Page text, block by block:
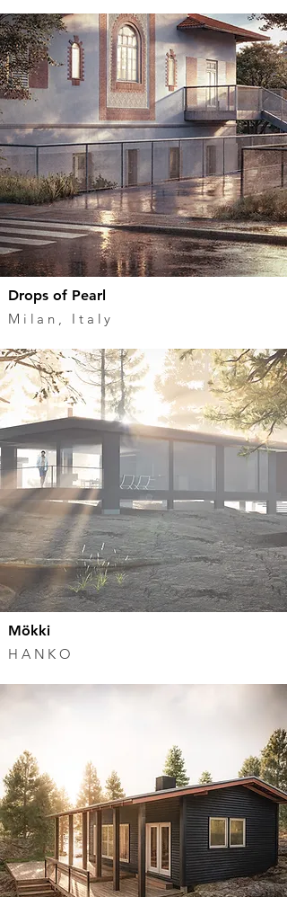
Drops of Pearl
Milan, Italy
Mökki
HANKO